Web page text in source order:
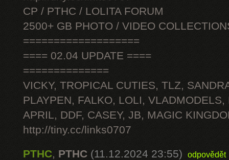
CP / PTHC / LOLITA FORUM
2500+ GB PHOTO / VIDEO
===================
==== 02.04 UPDATE ====
==============
VICKY, TROPICAL CUTIES, TLZ,
PLAYPEN, FALKO, LOLI, VLADMODELS,
APRIL, DDF, CASEY, JB, MAGIC
http://tiny.cc/links0707
PTHC, PTHC (11.12.2024 23:55) odpovědět